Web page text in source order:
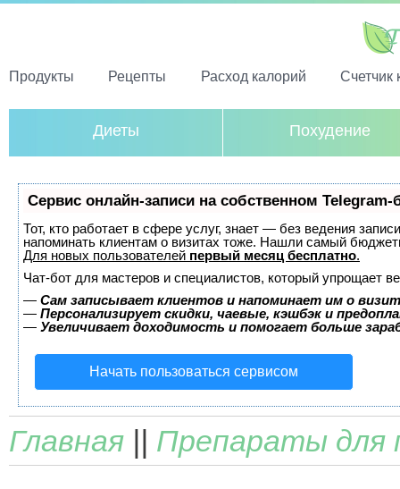
Продукты Рецепты Расход калорий Счетчик
Диеты Похудение
Сервис онлайн-записи на собственном Telegram-
Тот, кто работает в сфере услуг, знает — без ведения
напоминать клиентам о визитах тоже. Нашли самый
Для новых пользователей первый месяц бесплатно.
Чат-бот для мастеров и специалистов, который упрощает
— Сам записывает клиентов и напоминает им о
— Персонализирует скидки, чаевые, кэшбэк и
— Увеличивает доходимость и помогает больше
Начать пользоваться сервисом
Главная || Препараты для